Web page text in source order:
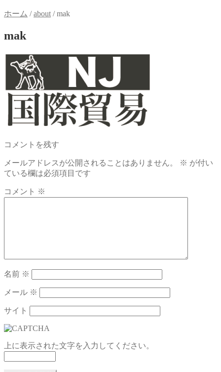
ホーム /about /mak
mak
コメントを残す
メールアドレスが公開されることはありません。 ※ が付い
ている欄は必須項目です
コメント ※
名前 ※
メール ※
サイト
上に表示された文字を入力してください。